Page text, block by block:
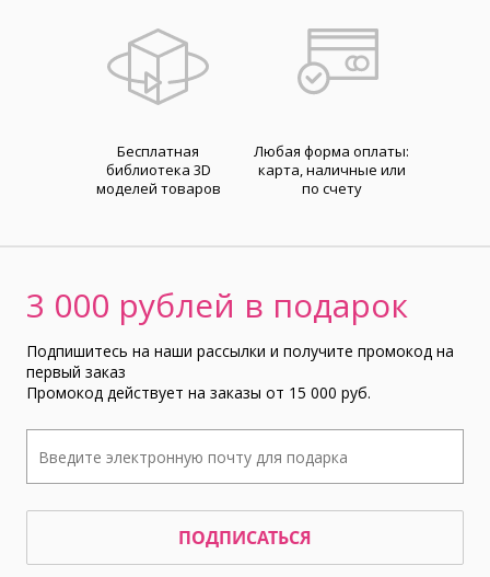
Бесплатная
библиотека 3D
моделей товаров
Любая форма оплаты:
карта, наличные или
по счету
3 000 рублей в подарок
Подпишитесь на наши рассылки и получите промокод на
первый заказ
Промокод действует на заказы от 15 000 руб.
ПОДПИСАТЬСЯ